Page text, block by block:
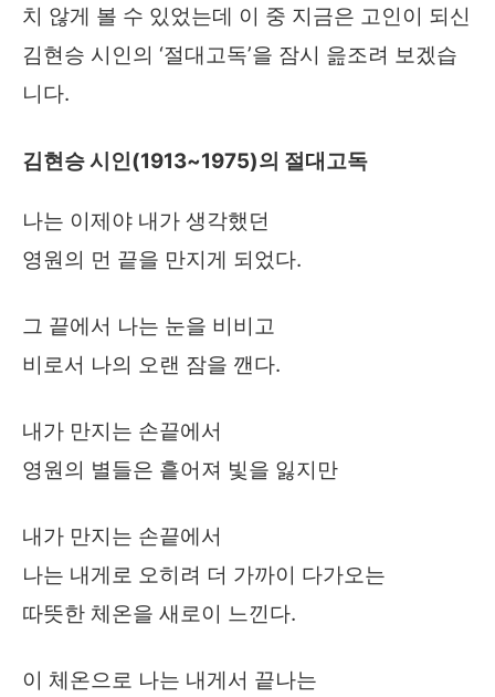
치 않게 볼 수 있었는데 이 중 지금은 고인이 되신
김현승 시인의 ‘절대고독’을 잠시 읊조려 보겠습
니다.
김현승 시인(1913~1975)의 절대고독
나는 이제야 내가 생각했던
영원의 먼 끝을 만지게 되었다.
그 끝에서 나는 눈을 비비고
비로서 나의 오랜 잠을 깬다.
내가 만지는 손끝에서
영원의 별들은 흩어져 빛을 잃지만
내가 만지는 손끝에서
나는 내게로 오히려 더 가까이 다가오는
따뜻한 체온을 새로이 느낀다.
이 체온으로 나는 내게서 끝나는